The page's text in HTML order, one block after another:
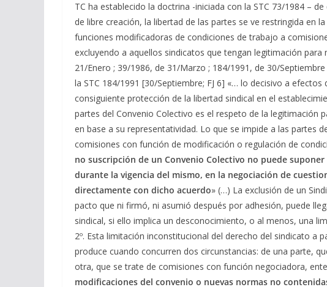
TC ha establecido la doctrina -iniciada con la STC 73/1984 –
de libre creación, la libertad de las partes se ve restringida en
funciones modificadoras de condiciones de trabajo a
excluyendo a aquellos sindicatos que tengan legitimación para
21/Enero ; 39/1986, de 31/Marzo ; 184/1991, de 30/
la STC 184/1991 [30/Septiembre; FJ 6] «… lo decisivo a
consiguiente protección de la libertad sindical en el
partes del Convenio Colectivo es el respeto de la legitimación
en base a su representatividad. Lo que se impide a las partes
comisiones con función de modificación o regulación de
no suscripción de un Convenio Colectivo no puede
durante la vigencia del mismo, en la negociación de
directamente con dicho acuerdo» (…) La exclusión de un
pacto que ni firmó, ni asumió después por adhesión, puede
sindical, si ello implica un desconocimiento, o al menos, una
2º. Esta limitación inconstitucional del derecho del sindicato a
produce cuando concurren dos circunstancias: de una parte,
otra, que se trate de comisiones con función negociadora,
modificaciones del convenio o nuevas normas no